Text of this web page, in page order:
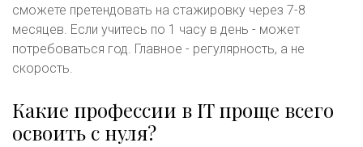
сможете претендовать на стажировку через 7-8
месяцев. Если учитесь по 1 часу в день - может
потребоваться год. Главное - регулярность, а не
скорость.
Какие профессии в IT проще всего
освоить с нуля?